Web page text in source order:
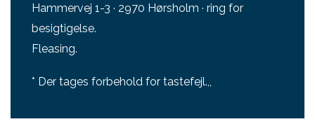
Hammervej 1-3 · 2970 Hørsholm · ring for
besigtigelse.
Fleasing.
* Der tages forbehold for tastefejl.,,